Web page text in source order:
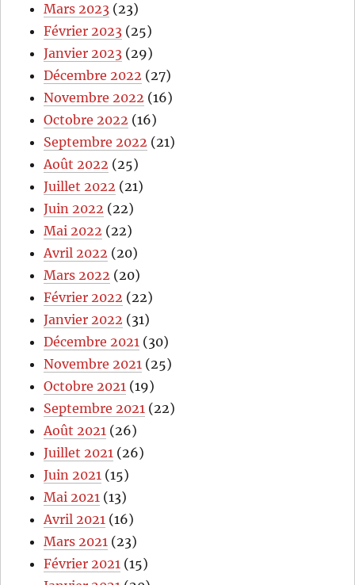
Mars 2023 (23)
Février 2023 (25)
Janvier 2023 (29)
Décembre 2022 (27)
Novembre 2022 (16)
Octobre 2022 (16)
Septembre 2022 (21)
Août 2022 (25)
Juillet 2022 (21)
Juin 2022 (22)
Mai 2022 (22)
Avril 2022 (20)
Mars 2022 (20)
Février 2022 (22)
Janvier 2022 (31)
Décembre 2021 (30)
Novembre 2021 (25)
Octobre 2021 (19)
Septembre 2021 (22)
Août 2021 (26)
Juillet 2021 (26)
Juin 2021 (15)
Mai 2021 (13)
Avril 2021 (16)
Mars 2021 (23)
Février 2021 (15)